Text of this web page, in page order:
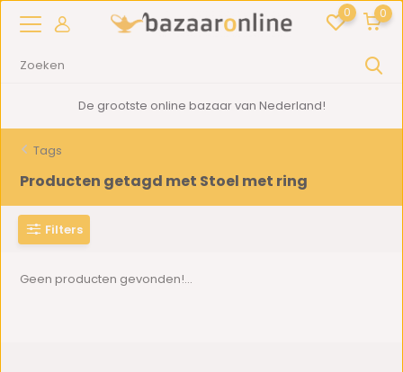
0 0
De grootste online bazaar van Nederland!
Tags
Producten getagd met Stoel met ring
Filters
Geen producten gevonden!...